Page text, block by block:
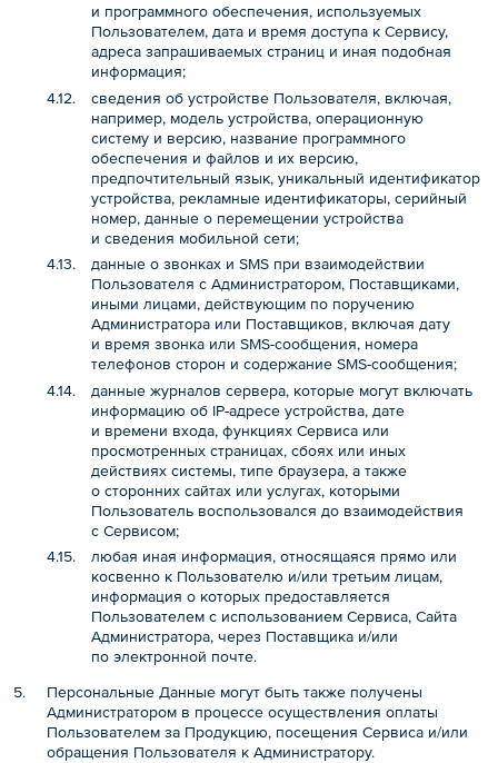
и программного обеспечения, используемых
Пользователем, дата и время доступа к Сервису,
адреса запрашиваемых страниц и иная подобная
информация;
сведения об устройстве Пользователя, включая,
например, модель устройства, операционную
систему и версию, название программного
обеспечения и файлов и их версию,
предпочтительный язык, уникальный идентификатор
устройства, рекламные идентификаторы, серийный
номер, данные о перемещении устройства
и сведения мобильной сети;
данные о звонках и SMS при взаимодействии
Пользователя с Администратором, Поставщиками,
иными лицами, действующим по поручению
Администратора или Поставщиков, включая дату
и время звонка или SMS-сообщения, номера
телефонов сторон и содержание SMS-сообщения;
данные журналов сервера, которые могут включать
информацию об IP-адресе устройства, дате
и времени входа, функциях Сервиса или
просмотренных страницах, сбоях или иных
действиях системы, типе браузера, а также
о сторонних сайтах или услугах, которыми
Пользователь воспользовался до взаимодействия
с Сервисом;
любая иная информация, относящаяся прямо или
косвенно к Пользователю и/или третьим лицам,
информация о которых предоставляется
Пользователем с использованием Сервиса, Сайта
Администратора, через Поставщика и/или
по электронной почте.
Персональные Данные могут быть также получены
Администратором в процессе осуществления оплаты
Пользователем за Продукцию, посещения Сервиса и/или
обращения Пользователя к Администратору.